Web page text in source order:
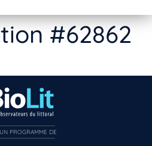
#62862